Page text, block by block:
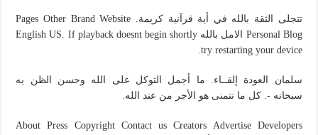
تتجلى الثقة بالله في أية قرآنية كريمة. Pages Other Brand Website
Personal Blog الامل بالله English US. If playback doesnt begin shortly
try restarting your device.
سلمان العودة إلقــاء. ما أجمل التوكل على الله وحسن الظن به
سبحانه -. كل ما نتمنى هو الأجر من عند الله.
About Press Copyright Contact us Creators Advertise Developers